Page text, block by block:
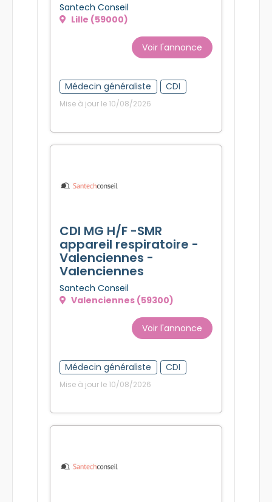
Santech Conseil
Lille (59000)
Voir l'annonce
Médecin généraliste CDI
Mise à jour le 10/08/2026
CDI MG H/F -SMR
appareil respiratoire -
Valenciennes -
Valenciennes
Santech Conseil
Valenciennes (59300)
Voir l'annonce
Médecin généraliste CDI
Mise à jour le 10/08/2026